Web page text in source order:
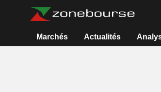
Marchés Actualités